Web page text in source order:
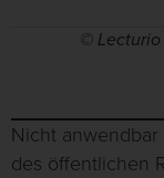
©
Nicht
des öffentlichen